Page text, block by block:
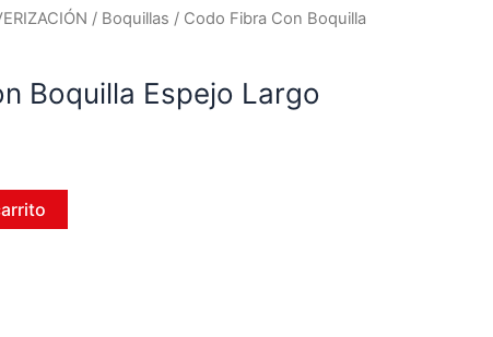
/ Boquillas / Codo Fibra Con Boquilla
Boquilla Espejo Largo